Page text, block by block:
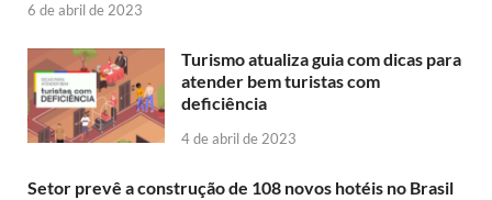
6 de abril de 2023
Turismo atualiza guia com dicas para
atender bem turistas com
deficiência
4 de abril de 2023
Setor prevê a construção de 108 novos hotéis no Brasil